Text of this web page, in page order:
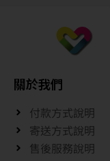
關於我們
付款方式說明
寄送方式說明
售後服務說明